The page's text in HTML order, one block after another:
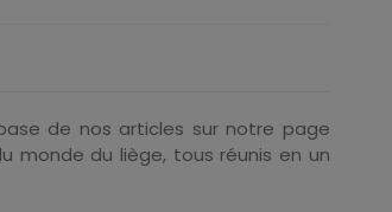
de nos articles sur notre page
monde du liège, tous réunis en un